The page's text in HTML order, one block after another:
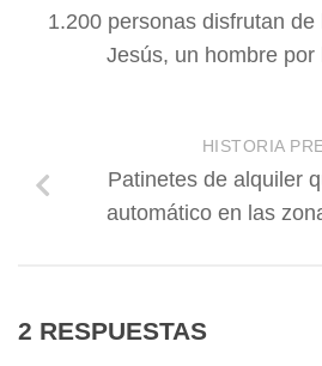
1.200 personas disfrutan de
Jesús, un hombre por
HISTORIA
Patinetes de alquiler
automático en las
2 RESPUESTAS